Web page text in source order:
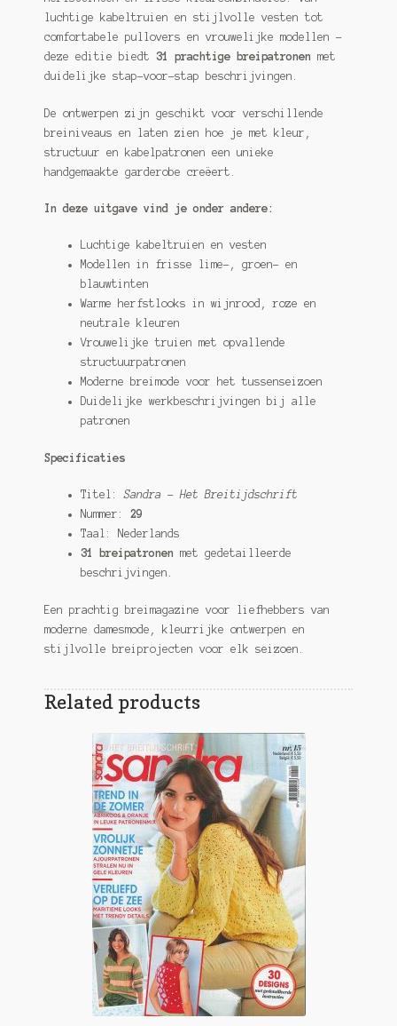
luchtige kabeltruien en stijlvolle vesten tot
comfortabele pullovers en vrouwelijke modellen –
deze editie biedt 31 prachtige breipatronen met
duidelijke stap-voor-stap beschrijvingen.
De ontwerpen zijn geschikt voor verschillende
breiniveaus en laten zien hoe je met kleur,
structuur en kabelpatronen een unieke
handgemaakte garderobe creëert.
In deze uitgave vind je onder andere:
Luchtige kabeltruien en vesten
Modellen in frisse lime-, groen- en
blauwtinten
Warme herfstlooks in wijnrood, roze en
neutrale kleuren
Vrouwelijke truien met opvallende
structuurpatronen
Moderne breimode voor het tussenseizoen
Duidelijke werkbeschrijvingen bij alle
patronen
Specificaties
Titel:Sandra – Het Breitijdschrift
Nummer: 29
Taal: Nederlands
31 breipatronen met gedetailleerde
beschrijvingen.
Een prachtig breimagazine voor liefhebbers van
moderne damesmode, kleurrijke ontwerpen en
stijlvolle breiprojecten voor elk seizoen.
Related products